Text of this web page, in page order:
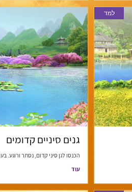
למד
גנים סיניים קדומים
הכנסו לגן סיני קדום, נסתר ורוגע.
עוד